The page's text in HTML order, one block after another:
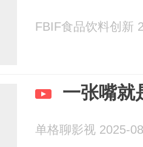
FBIF食品饮料创新
一张嘴就
单格聊影视 2025-